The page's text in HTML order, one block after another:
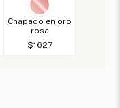
Chapado en oro
rosa
$1627